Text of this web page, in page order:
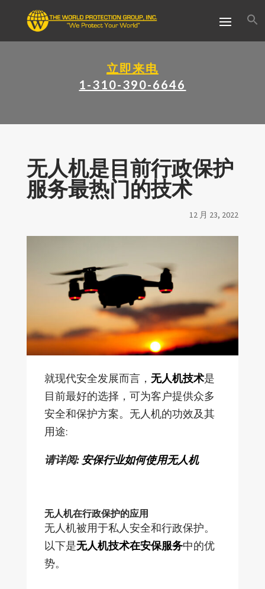
立即来电
1-310-390-6646
无人机是目前行政保护
服务最热门的技术
12 月 23, 2022
就现代安全发展而言， 无人机技术是
目前最好的选择，可为客户提供众多
安全和保护方案。无人机的功效及其
用途:
请详阅: 安保行业如何使用无人机
无人机在行政保护的应用
无人机被用于私人安全和行政保护。
以下是无人机技术在安保服务中的优
势。